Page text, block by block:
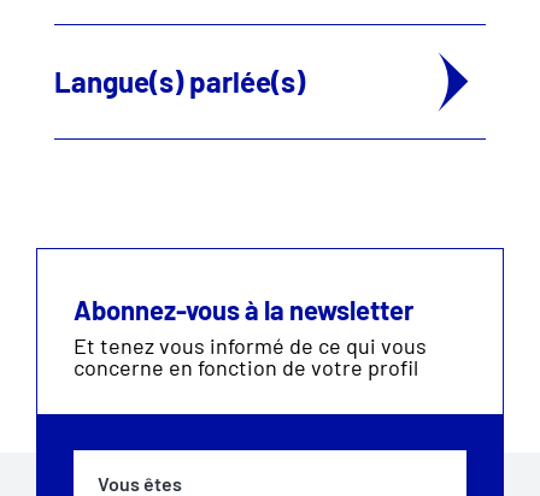
Langue(s) parlée(s)
Abonnez-vous à la newsletter
Et tenez vous informé de ce qui vous
concerne en fonction de votre profil
Vous êtes